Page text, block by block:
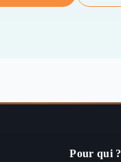
Pour qui ?